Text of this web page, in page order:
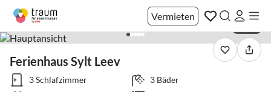
Vermieten
Ferienhaus Sylt Leev
3 Schlafzimmer
3 Bäder